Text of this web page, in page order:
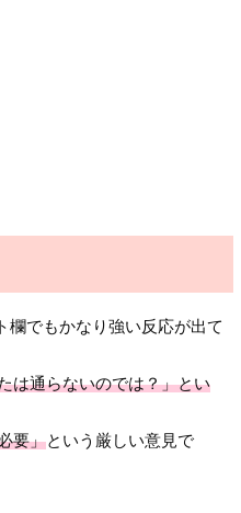
欄でもかなり強い反応が出て
は通らないのでは？」とい
要」という厳しい意見で